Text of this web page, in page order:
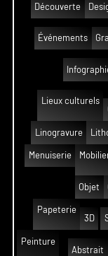
Découverte
Événements
Lieux culturels
Linogravure
Menuiserie
Objet
Papeterie
3D
Peinture
Abstrait